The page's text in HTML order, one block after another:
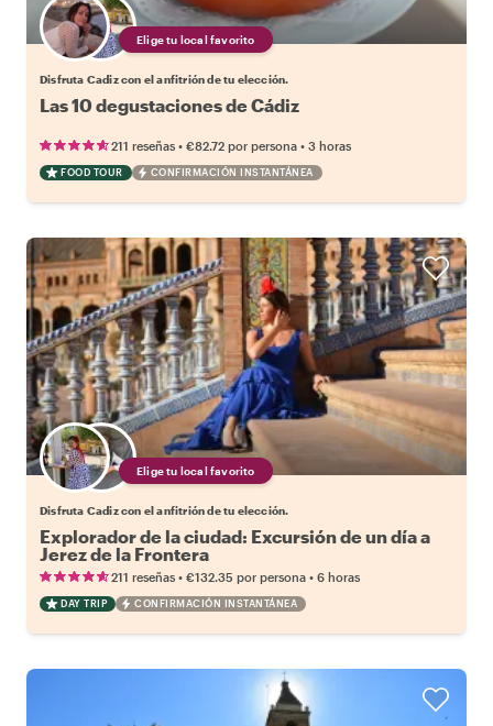
Elige tu local favorito
Disfruta Cadiz con el anfitrión de tu elección.
Las 10 degustaciones de Cádiz
211 reseñas • €82.72 por persona • 3 horas
FOOD TOUR CONFIRMACIÓN INSTANTÁNEA
Elige tu local favorito
Disfruta Cadiz con el anfitrión de tu elección.
Explorador de la ciudad: Excursión de un día a
Jerez de la Frontera
211 reseñas • €132.35 por persona • 6 horas
DAY TRIP CONFIRMACIÓN INSTANTÁNEA